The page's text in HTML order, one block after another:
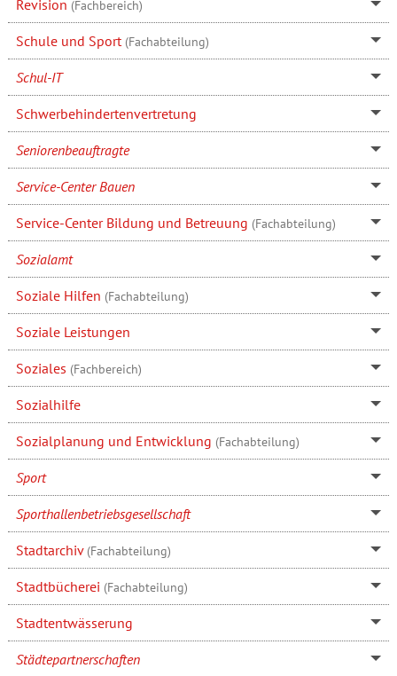
Revision (Fachbereich)
Schule und Sport (Fachabteilung)
Schul-IT
Schwerbehindertenvertretung
Seniorenbeauftragte
Service-Center Bauen
Service-Center Bildung und Betreuung (Fachabteilung)
Sozialamt
Soziale Hilfen (Fachabteilung)
Soziale Leistungen
Soziales (Fachbereich)
Sozialhilfe
Sozialplanung und Entwicklung (Fachabteilung)
Sport
Sporthallenbetriebsgesellschaft
Stadtarchiv (Fachabteilung)
Stadtbücherei (Fachabteilung)
Stadtentwässerung
Städtepartnerschaften